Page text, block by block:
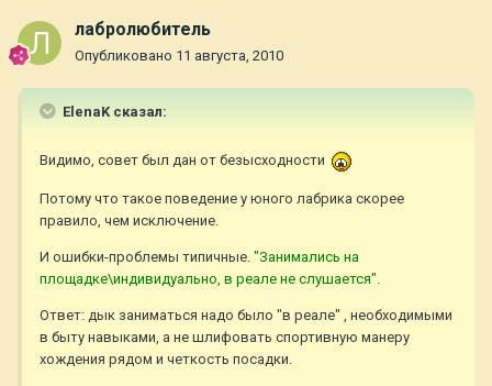
лабролюбитель
Опубликовано 11 августа, 2010
ElenaK сказал:
Видимо, совет был дан от безысходности
Потому что такое поведение у юного лабрика скорее
правило, чем исключение.
И ошибки-проблемы типичные. "Занимались на
площадке\индивидуально, в реале не слушается".
Ответ: дык заниматься надо было "в реале" , необходимыми
в быту навыками, а не шлифовать спортивную манеру
хождения рядом и четкость посадки.